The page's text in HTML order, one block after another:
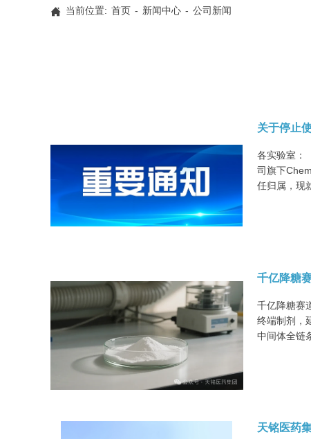
 当前位置: 首页 - 新闻中心 - 公司新闻
关于停止
各实验室：
司旗下
任归属，现
千亿降糖
千亿降糖赛
终端制剂，
中间体全链
天铭医药